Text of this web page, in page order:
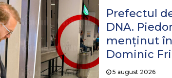
Prefectul
DNA.
menținut
Dominic
5 august 2026